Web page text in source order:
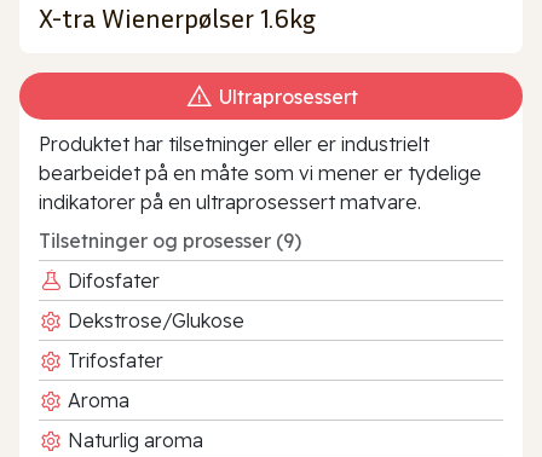
X-tra Wienerpølser 1.6kg
Ultraprosessert
Produktet har tilsetninger eller er industrielt
bearbeidet på en måte som vi mener er tydelige
indikatorer på en ultraprosessert matvare.
Tilsetninger og prosesser (9)
Difosfater
Dekstrose/Glukose
Trifosfater
Aroma
Naturlig aroma